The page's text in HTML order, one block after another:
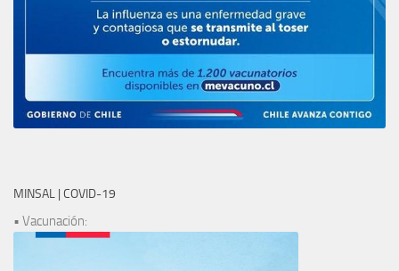
MINSAL | COVID-19
• Vacunación: